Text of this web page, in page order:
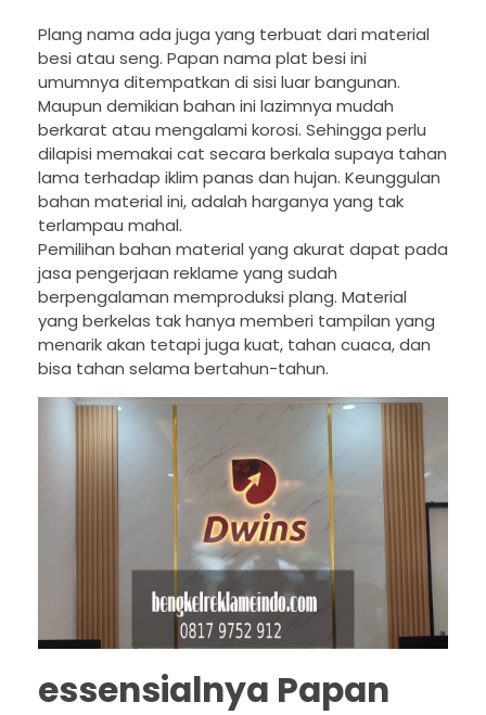
Plang nama ada juga yang terbuat dari material
besi atau seng. Papan nama plat besi ini
umumnya ditempatkan di sisi luar bangunan.
Maupun demikian bahan ini lazimnya mudah
berkarat atau mengalami korosi. Sehingga perlu
dilapisi memakai cat secara berkala supaya tahan
lama terhadap iklim panas dan hujan. Keunggulan
bahan material ini, adalah harganya yang tak
terlampau mahal.
Pemilihan bahan material yang akurat dapat pada
jasa pengerjaan reklame yang sudah
berpengalaman memproduksi plang. Material
yang berkelas tak hanya memberi tampilan yang
menarik akan tetapi juga kuat, tahan cuaca, dan
bisa tahan selama bertahun-tahun.
essensialnya Papan